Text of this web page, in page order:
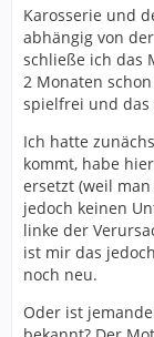
Karosserie und
abhängig von
schließe ich das
2 Monaten
spielfrei und das
Ich hatte
kommt, habe
ersetzt (weil
jedoch keinen
linke der
ist mir das
noch neu.
Oder ist